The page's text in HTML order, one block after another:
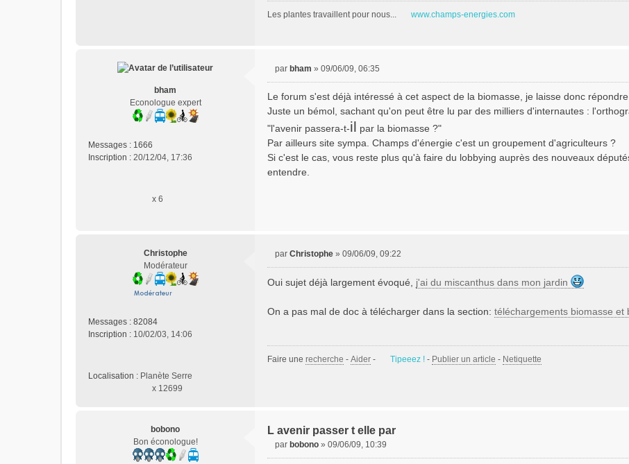
Les plantes travaillent pour nous... www.champs-energies.com
bham
Econologue expert
Messages : 1666
Inscription : 20/12/04, 17:36
x 6
s
s
a
g
e
o
par bham » 09/06/09, 06:35
Le forum s'est déjà intéressé à cet aspect de la biomasse, je laisse donc
Juste un bémol, sachant qu'on peut être lu par des milliers d'internautes :
"l'avenir passera-t-il par la biomasse ?"
Par ailleurs site sympa. Champs d'énergie c'est un groupement d'agriculteurs ?
Si c'est le cas, vous reste plus qu'à faire du lobbying auprès des nouveaux
entendre.
Christophe
Modérateur
Messages : 82084
Inscription : 10/02/03, 14:06
Localisation : Planète Serre
x 12699
s
a
o
par Christophe » 09/06/09, 09:22
Oui sujet déjà largement évoqué, j'ai du miscanthus dans mon jardin
On a pas mal de doc à télécharger dans la section: téléchargements biomasse et
Faire une recherche - Aider - Tipeeez ! - Publier un article - Netiquette
bobono
Bon éconologue!
L avenir passer t elle par
par bobono » 09/06/09, 10:39